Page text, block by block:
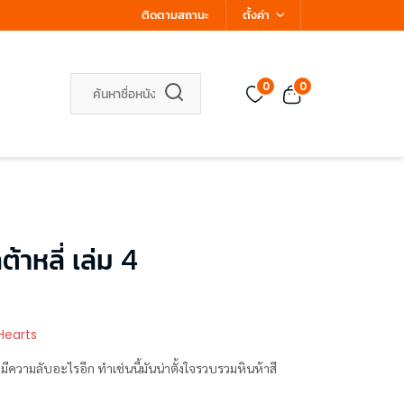
ติดตามสถานะ ตั้งค่า
0 0
าหลี่ เล่ม 4
ความลับอะไรอีก ทำเช่นนี้มันน่าตั้งใจรวบรวมหินห้าสี